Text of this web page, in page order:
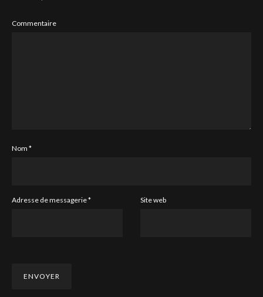
Commentaire
Nom *
Adresse de messagerie* Site web